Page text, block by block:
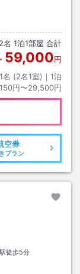
2名 1泊1部屋 合計
59,000円
名 (2名1室)｜ 1泊
円〜29,500円
空券
プラン
駅徒歩5分